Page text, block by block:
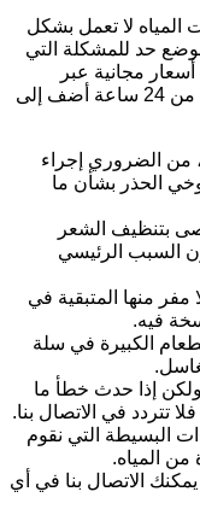
المياه لا تعمل بشكل
حد للمشكلة التي
مجانية عبر
الإنترنت وسيقومون بالتواصل معك في أقل من 24 ساعة أضف إلى
من الضروري إجراء
الحذر بشأن ما
بتنظيف الشعر
السبب الرئيسي
مفر منها المتبقية في
فيه.
الكبيرة في سلة
ولكن إذا حدث خطأ ما
في الاتصال بنا.
البسيطة التي نقوم
من المياه.
لذلك يمكنك الاتصال بنا في أي